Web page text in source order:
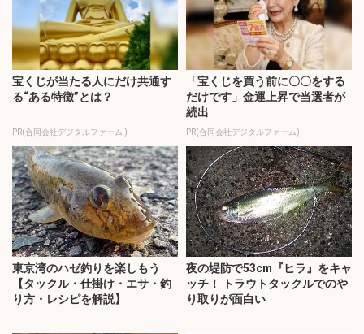
宝くじが当たる人にだけ共通す
る“ある特徴”とは？
PR(合同会社デジタルファーム )
「宝くじを買う前に〇〇をする
だけです」金運上昇で当選者が
続出
PR(合同会社デジタルファーム)
東京湾のハゼ釣りを楽しもう
【タックル・仕掛け・エサ・釣
り方・レシピを解説】
夜の堤防で53cm『ヒラ』をキャ
ッチ！ トラウトタックルでのや
り取りが面白い